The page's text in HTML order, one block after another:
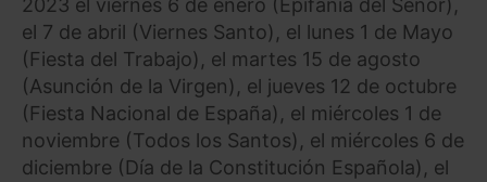
2023 el viernes 6 de enero (Epifanía del Señor),
el 7 de abril (Viernes Santo), el lunes 1 de Mayo
(Fiesta del Trabajo), el martes 15 de agosto
(Asunción de la Virgen), el jueves 12 de octubre
(Fiesta Nacional de España), el miércoles 1 de
noviembre (Todos los Santos), el miércoles 6 de
diciembre (Día de la Constitución Española), el